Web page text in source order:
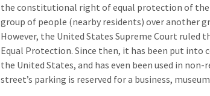
the constitutional right of equal protection of the
group of people (nearby residents) over another
However, the United States Supreme Court ruled
Equal Protection. Since then, it has been put
the United States, and has even been used in
street’s parking is reserved for a business,